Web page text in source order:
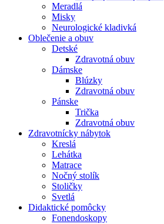
Meradlá
Misky
Neurologické kladivká
Oblečenie a obuv
Detské
Zdravotná obuv
Dámske
Blúzky
Zdravotná obuv
Pánske
Trička
Zdravotná obuv
Zdravotnícky nábytok
Kreslá
Lehátka
Matrace
Nočný stolík
Stoličky
Svetlá
Didaktické pomôcky
Fonendoskopy